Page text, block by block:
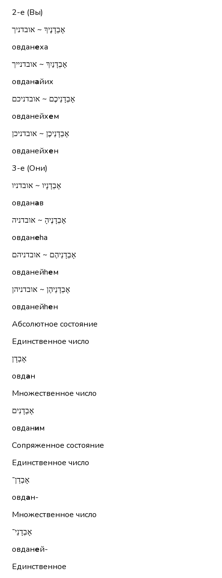
2-е (Вы)
אָבְדָנֶיךָ ~ אובדניך
овданеха
אָבְדָנַיִךְ ~ אובדנייך
овданайих
אָבְדָנֵיכֶם ~ אובדניכם
овданейхем
אָבְדָנֵיכֶן ~ אובדניכן
овданейхен
3-е (Они)
אָבְדָנָיו ~ אובדניו
овданав
אָבְדָנֶיהָ ~ אובדניה
овданеhа
אָבְדָנֵיהֶם ~ אובדניהם
овданейhем
אָבְדָנֵיהֶן ~ אובדניהן
овданейhен
Абсолютное состояние
Единственное число
אָבְדָן
овдан
Множественное число
אָבְדָנִים
овданим
Сопряженное состояние
Единственное число
אָבְדַן־
овдан-
Множественное число
אָבְדָנֵי־
овданей-
Единственное